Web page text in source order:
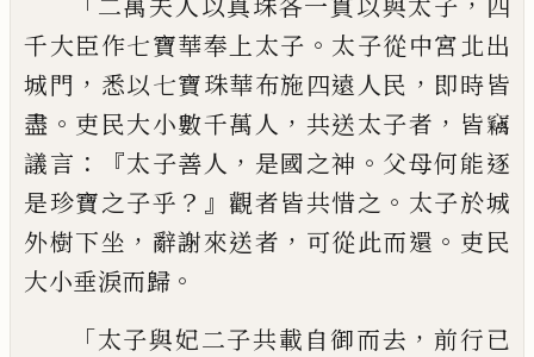
二萬夫人以真珠各一貫以與太子
四
千大臣作七寶華奉上太子 。 太子從中宮北出
城門 ， 悉以七寶珠華布施四遠人民 ， 即時皆
盡 。 吏民大小數千萬人 ， 共送太子者 ， 皆竊
議言 ：『太子善人 ， 是國之神 。 父母何能逐
是珍寶之子乎 ？』觀者皆共惜之 。 太子於城
外樹下坐 ， 辭謝來送者 ， 可從此而還 。 吏民
大小垂淚而歸 。
「太子與妃二子共載自御而去 ，前行已